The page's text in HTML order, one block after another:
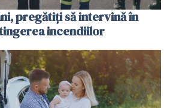
pregătiţi să intervină în
incendiilor